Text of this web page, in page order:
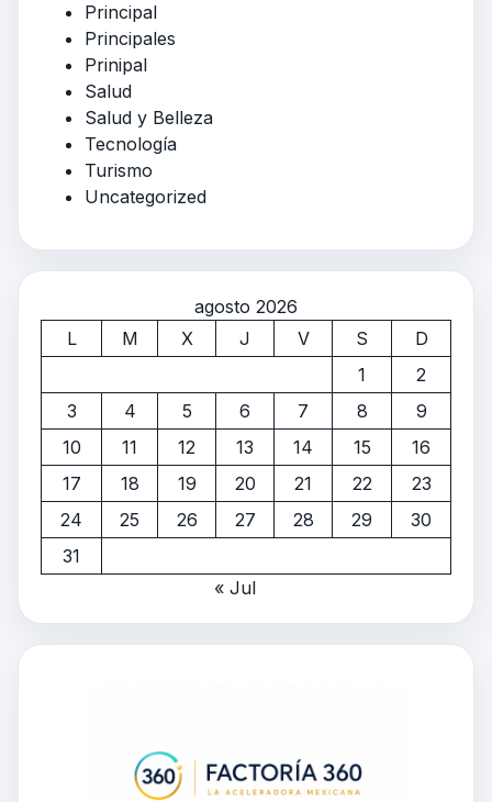
Principal
Principales
Prinipal
Salud
Salud y Belleza
Tecnología
Turismo
Uncategorized
agosto 2026
L
M X J V S
D
1
2
3
4 5 6 7 8
9
10
11 12 13 14 15
16
17
18 19 20 21 22
23
24
25 26 27 28 29
30
31
« Jul